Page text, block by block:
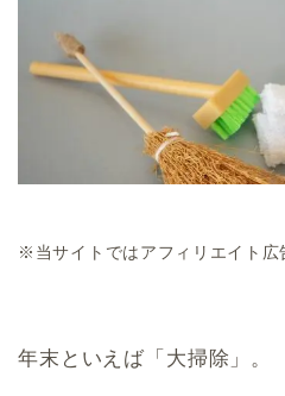
※当サイトではアフィリエイト広
年末といえば「大掃除」。